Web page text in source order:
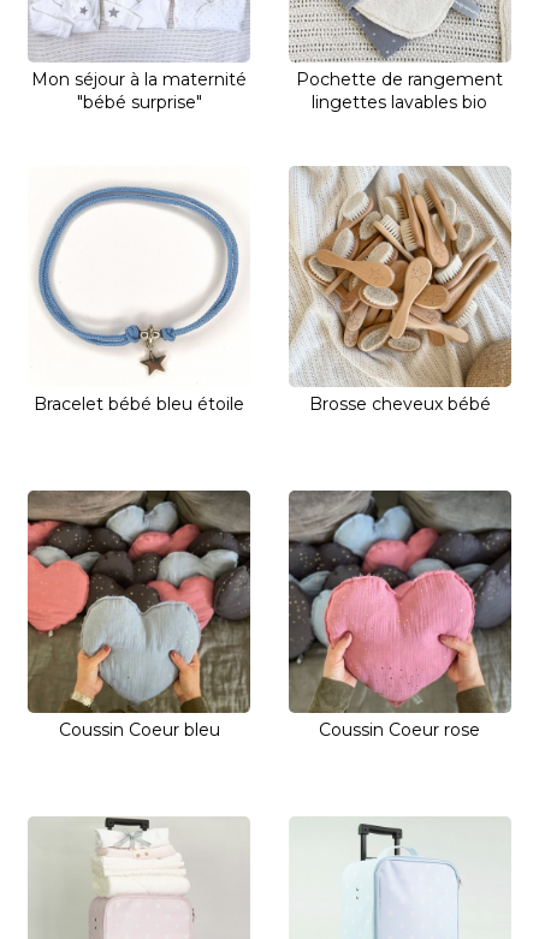
Mon séjour à la maternité
"bébé surprise"
Pochette de rangement
lingettes lavables bio
Bracelet bébé bleu étoile Brosse cheveux bébé
Coussin Coeur bleu Coussin Coeur rose